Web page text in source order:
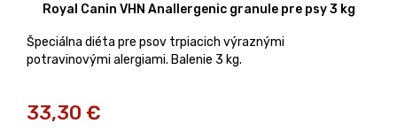
Royal Canin VHN Anallergenic granule pre psy 3 kg
Špeciálna diéta pre psov trpiacich výraznými
potravinovými alergiami. Balenie 3 kg.
33,30 €